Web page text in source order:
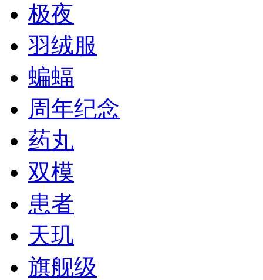
极夜
羽绒服
蝙蝠
周年纪念
药丸
双模
患者
天玑
旗舰级